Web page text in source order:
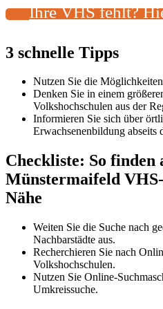
Ihre VHS fehlt?
3 schnelle Tipps
Nutzen Sie die
Denken Sie in einem
Volkshochschulen aus der
Informieren Sie sich über
Erwachsenenbildung abseits
Checkliste: So finden
Münstermaifeld
Nähe
Weiten Sie die Suche nach
Nachbarstädte aus.
Recherchieren Sie nach
Volkshochschulen.
Nutzen Sie Online-
Umkreissuche.